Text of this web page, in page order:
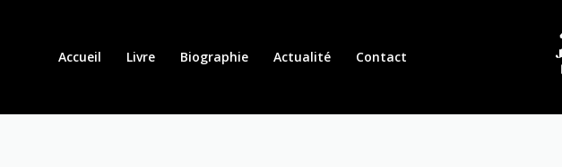
Accueil Livre Biographie Actualité Contact